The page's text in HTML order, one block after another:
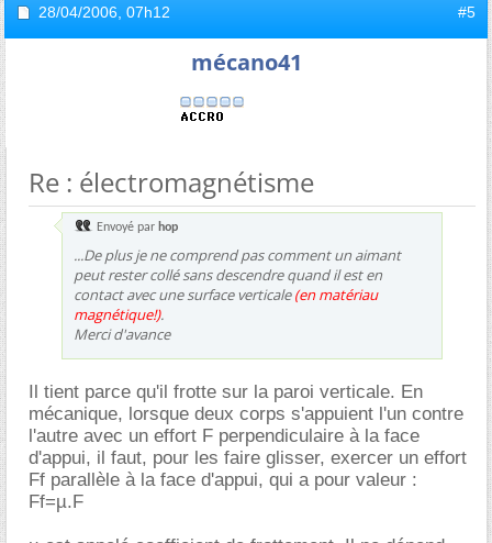
28/04/2006, 07h12 #5
mécano41
Re : électromagnétisme
Envoyé par hop
...De plus je ne comprend pas comment un aimant
peut rester collé sans descendre quand il est en
contact avec une surface verticale(en matériau
magnétique!).
Merci d'avance
Il tient parce qu'il frotte sur la paroi verticale. En
mécanique, lorsque deux corps s'appuient l'un contre
l'autre avec un effort F perpendiculaire à la face
d'appui, il faut, pour les faire glisser, exercer un effort
Ff parallèle à la face d'appui, qui a pour valeur :
Ff=µ.F